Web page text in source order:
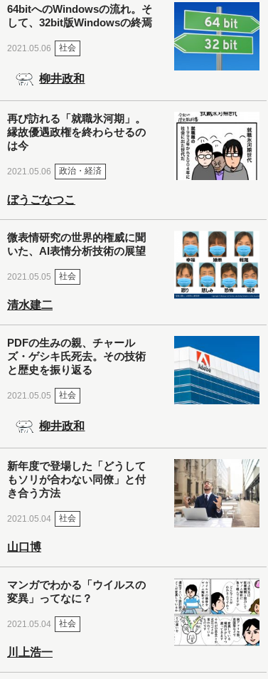
64bitへのWindowsの流れ。そ
して、32bit版Windowsの終焉
2021.05.06 社会
柳井政和
再び訪れる「就職氷河期」。
縁故優遇政権を終わらせるの
は今
2021.05.06 政治・経済
ぼうごなつこ
微表情研究の世界的権威に聞
いた、AI表情分析技術の展望
2021.05.05 社会
清水建二
PDFの生みの親、チャール
ズ・ゲシキ氏死去。その技術
と歴史を振り返る
2021.05.05 社会
柳井政和
新年度で登場した「どうして
もソリが合わない同僚」と付
き合う方法
2021.05.04 社会
山口博
マンガでわかる「ウイルスの
変異」ってなに？
2021.05.04 社会
川上浩一